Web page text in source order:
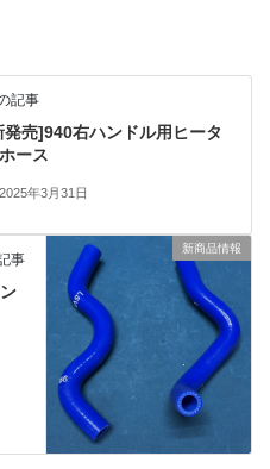
記事
発売]940右ハンドル用ヒータ
ース
2025年3月31日
新商品情報
事